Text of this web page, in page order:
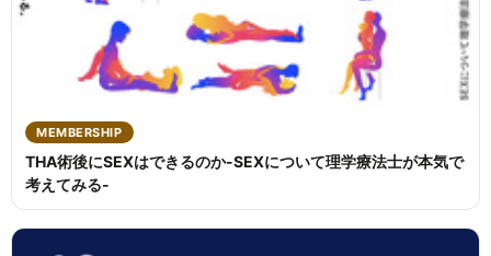
MEMBERSHIP
THA術後にSEXはできるのか-SEXについて理学療法士が本気で
考えてみる-